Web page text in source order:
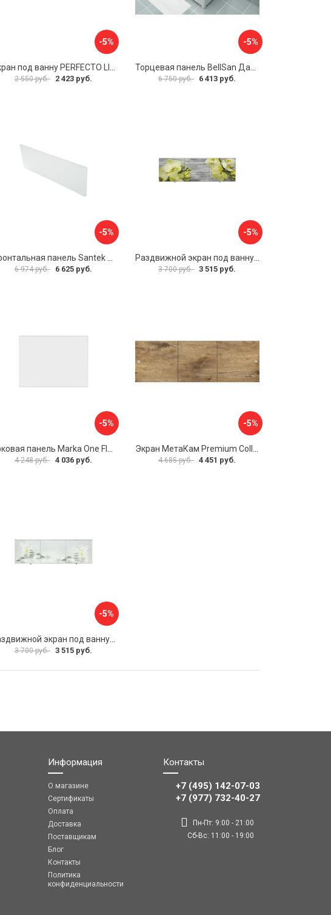
-5%
2 550 руб. 2 423 руб.
-5%
6 750 руб. 6 413 руб.
-5%
Фронтальная панель Santek 1.WH30.2.498 00000067322
6 974 руб. 6 625 руб.
-5%
Раздвижной экран под ванну PERFECTO LINEA 36-031509
3 700 руб. 3 515 руб.
-5%
4 248 руб. 4 036 руб.
-5%
4 685 руб. 4 451 руб.
-5%
3 700 руб. 3 515 руб.
Информация
О магазине
Сертификаты
Оплата
Доставка
Поставщикам
Блог
Контакты
Политика
конфиденциальности
Контакты
+7 (495) 142-07-03
‎‎+7 (977) 732-40-27
Пн-Пт: 9:00 - 21:00
Сб-Вс: 11:00 - 19:00